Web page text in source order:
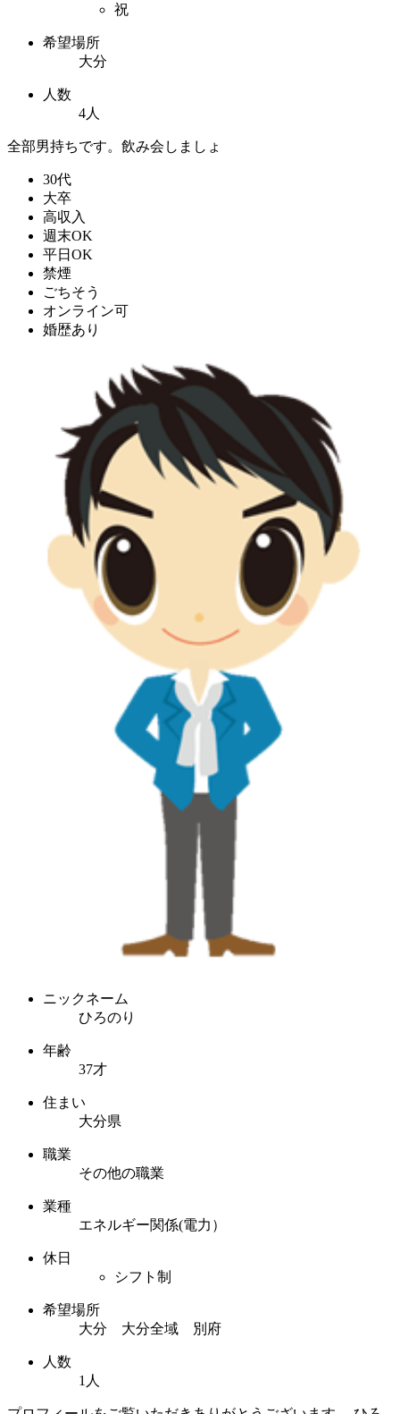
祝
希望場所
大分
人数
4人
全部男持ちです。飲み会しましょ
30代
大卒
高収入
週末OK
平日OK
禁煙
ごちそう
オンライン可
婚歴あり
ニックネーム
ひろのり
年齢
37才
住まい
大分県
職業
その他の職業
業種
エネルギー関係(電力）
休日
シフト制
希望場所
大分 大分全域 別府
人数
1人